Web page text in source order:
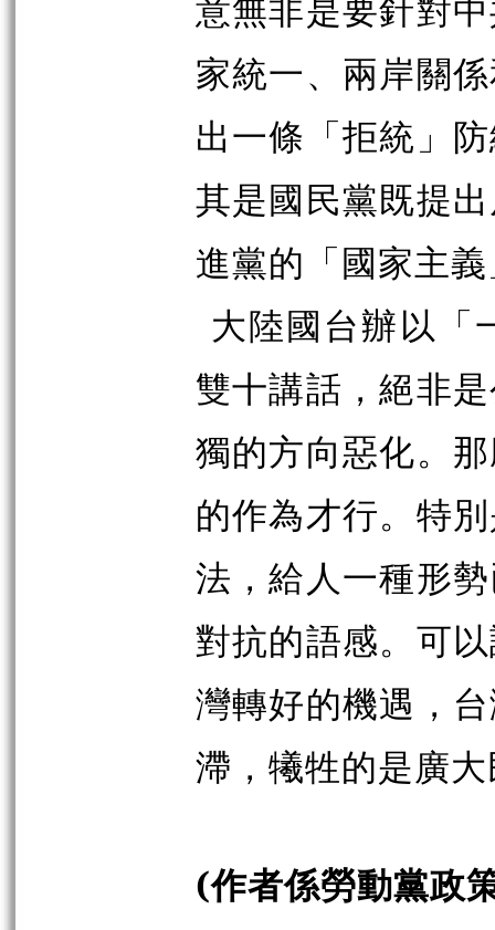
家統一、兩岸關
出一條「拒統」
其是國民黨既提
進黨的「國家主
大陸國台辦以「
雙十講話，絕非
獨的方向惡化。
的作為才行。特
法，給人一種形
對抗的語感。可
灣轉好的機遇，
滯，犧牲的是廣
(作者係勞動黨政